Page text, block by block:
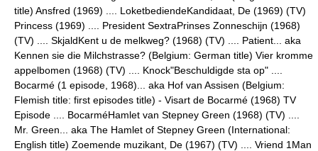
title) Ansfred (1969) .... LoketbediendeKandidaat, De (1969) (TV)
Princess (1969) .... President SextraPrinses Zonneschijn (1968)
(TV) .... SkjaldKent u de melkweg? (1968) (TV) .... Patient... aka
Kennen sie die Milchstrasse? (Belgium: German title) Vier kromme
appelbomen (1968) (TV) .... Knock"Beschuldigde sta op" ....
Bocarmé (1 episode, 1968)... aka Hof van Assisen (Belgium:
Flemish title: first episodes title) - Visart de Bocarmé (1968) TV
Episode .... BocarméHamlet van Stepney Green (1968) (TV) ....
Mr. Green... aka The Hamlet of Stepney Green (International:
English title) Zoemende muzikant, De (1967) (TV) .... Vriend 1Man